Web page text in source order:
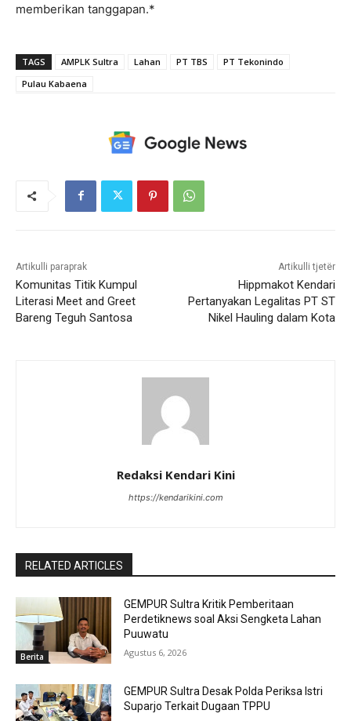
memberikan tanggapan.*
TAGS AMPLK Sultra Lahan PT TBS
PT Tekonindo
Pulau Kabaena
Artikulli paraprak
Komunitas Titik Kumpul
Literasi Meet and Greet
Bareng Teguh Santosa
Artikulli tjetër
Hippmakot Kendari
Pertanyakan Legalitas PT ST
Nikel Hauling dalam Kota
Redaksi Kendari Kini
https://kendarikini.com
RELATED ARTICLES
Berita
GEMPUR Sultra Kritik Pemberitaan
Perdetiknews soal Aksi Sengketa Lahan
Puuwatu
Agustus 6, 2026
GEMPUR Sultra Desak Polda Periksa Istri
Suparjo Terkait Dugaan TPPU